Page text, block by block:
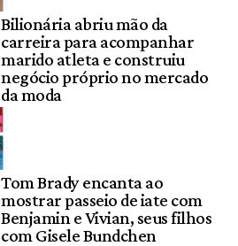
Bilionária abriu mão da
carreira para acompanhar
marido atleta e construiu
negócio próprio no mercado
da moda
Tom Brady encanta ao
mostrar passeio de iate com
Benjamin e Vivian, seus filhos
com Gisele Bundchen